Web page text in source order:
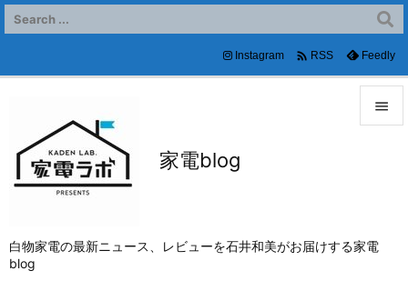
家電blog
白物家電の最新ニュース、レビューを石井和美がお届けする家電
blog


前へ
Instagram  RSS Feedly